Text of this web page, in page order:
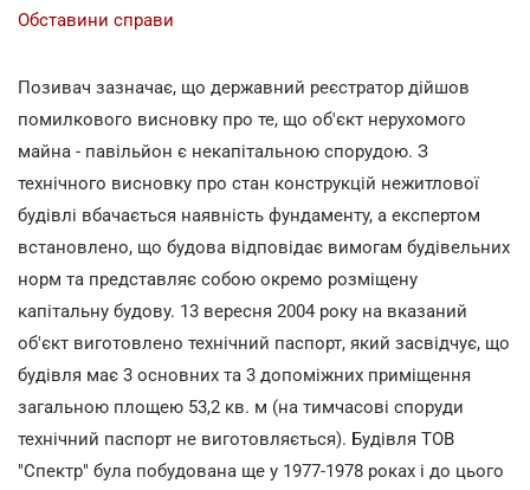
Обставини справи
Позивач зазначає, що державний реєстратор дійшов
помилкового висновку про те, що об'єкт нерухомого
майна - павільйон є некапітальною спорудою. З
технічного висновку про стан конструкцій нежитлової
будівлі вбачається наявність фундаменту, а експертом
встановлено, що будова відповідає вимогам будівельних
норм та представляє собою окремо розміщену
капітальну будову. 13 вересня 2004 року на вказаний
об'єкт виготовлено технічний паспорт, який засвідчує, що
будівля має 3 основних та 3 допоміжних приміщення
загальною площею 53,2 кв. м (на тимчасові споруди
технічний паспорт не виготовляється). Будівля ТОВ
"Спектр" була побудована ще у 1977-1978 роках і до цього